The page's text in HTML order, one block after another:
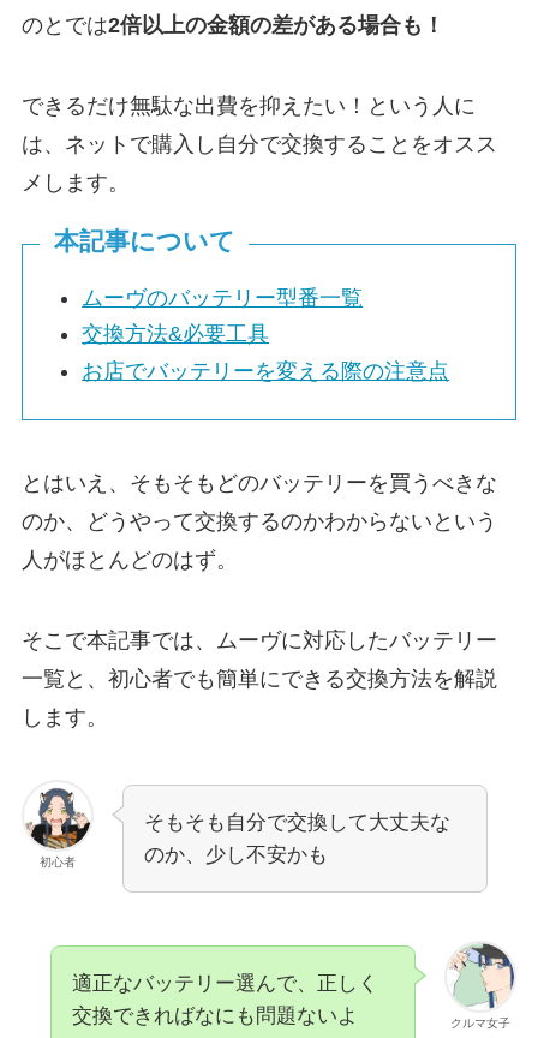
のとでは2倍以上の金額の差がある場合も！
できるだけ無駄な出費を抑えたい！という人に
は、ネットで購入し自分で交換することをオスス
メします。
本記事について
ムーヴのバッテリー型番一覧
交換方法&必要工具
お店でバッテリーを変える際の注意点
とはいえ、そもそもどのバッテリーを買うべきな
のか、どうやって交換するのかわからないという
人がほとんどのはず。
そこで本記事では、ムーヴに対応したバッテリー
一覧と、初心者でも簡単にできる交換方法を解説
します。
初心者
そもそも自分で交換して大丈夫な
のか、少し不安かも
クルマ女子
適正なバッテリー選んで、正しく
交換できればなにも問題ないよ